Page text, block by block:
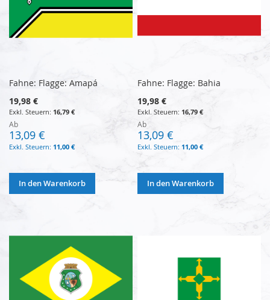
Fahne: Flagge: Amapá
19,98 €
16,79 €
Ab
13,09 €
11,00 €
In den Warenkorb
Fahne: Flagge: Bahia
19,98 €
16,79 €
Ab
13,09 €
11,00 €
In den Warenkorb